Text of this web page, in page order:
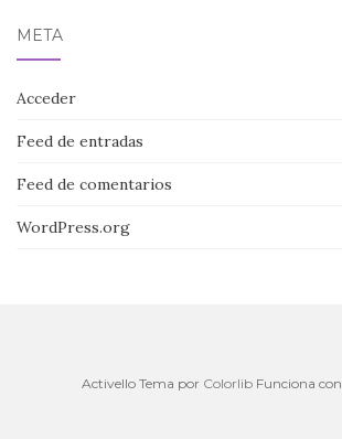
META
Acceder
Feed de entradas
Feed de comentarios
WordPress.org
Activello Tema por Colorlib Funciona con